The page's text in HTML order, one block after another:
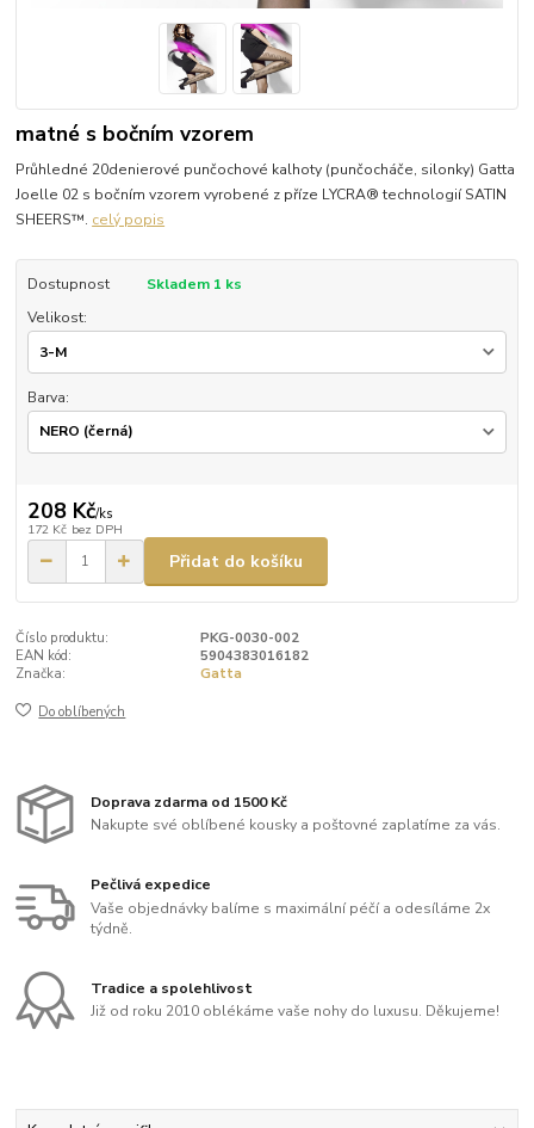
matné s bočním vzorem
Průhledné 20denierové punčochové kalhoty (punčocháče, silonky) Gatta
Joelle 02 s bočním vzorem vyrobené z příze LYCRA® technologií SATIN
SHEERS™. celý popis
Dostupnost
Skladem 1 ks
Velikost:
Barva:
208 Kč/ks
172 Kč bez DPH
Přidat do košíku
Číslo produktu:
PKG-0030-002
EAN kód:
5904383016182
Značka:
Gatta
Do oblíbených
Doprava zdarma od 1500 Kč
Nakupte své oblíbené kousky a poštovné zaplatíme za vás.
Pečlivá expedice
Vaše objednávky balíme s maximální péčí a odesíláme 2x
týdně.
Tradice a spolehlivost
Již od roku 2010 oblékáme vaše nohy do luxusu. Děkujeme!